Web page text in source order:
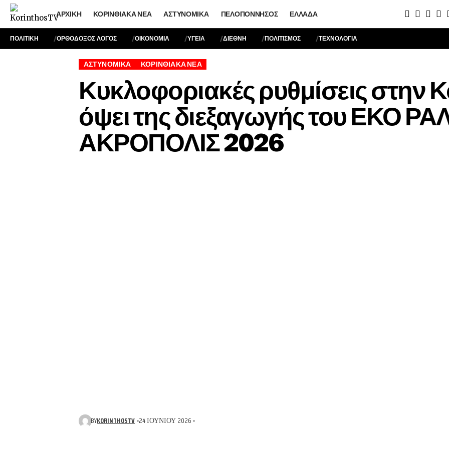
ΑΡΧΙΚΉ ΚΟΡΙΝΘΙΑΚΆ ΝΈΑ ΑΣΤΥΝΟΜΙΚΆ ΠΕΛΟΠΌΝΝΗΣΟΣ ΕΛΛΆΔΑ
ΠΟΛΙΤΙΚΗ ΟΡΘΟΔΟΞΟΣ ΛΟΓΟΣ ΟΙΚΟΝΟΜΙΑ ΥΓΕΙΑ ΔΙΕΘΝΗ ΠΟΛΙΤΙΣΜΟΣ ΤΕΧΝΟΛΟΓΙΑ
ΑΣΤΥΝΟΜΙΚΆ ΚΟΡΙΝΘΙΑΚΆ ΝΈΑ
Κυκλοφοριακές ρυθμίσεις στην
όψει της διεξαγωγής του ΕΚΟ
ΑΚΡΟΠΟΛΙΣ 2026
BYKORINTHOSTV 24 ΙΟΥΝΊΟΥ 2026